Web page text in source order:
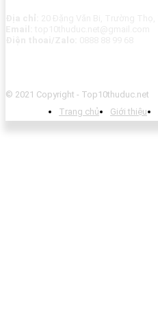
© 2021 Copyright - Top10thuduc.net
Trang chủ
Giới thiệu